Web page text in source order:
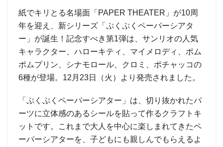
紙でキリとる名場面「PAPER THEATER」が10周
年を迎え、新シリーズ「ぷくぷくペーパーシアタ
ー」が誕生！記念すべき第1弾は、サンリオの人気
キャラクター、ハローキティ、マイメロディ、ポム
ポムプリン、シナモロール、クロミ、ポチャッコの
6種が登場。12月23日（火）より発売されました。
「ぷくぷくペーパーシアター」は、切り抜かれたパ
ーツに立体感のあるシールを貼って作るクラフトキ
ットです。これまで大人を中心に楽しまれてきたペ
ーパーシアターを、子どもにも親しんでもらえるよ